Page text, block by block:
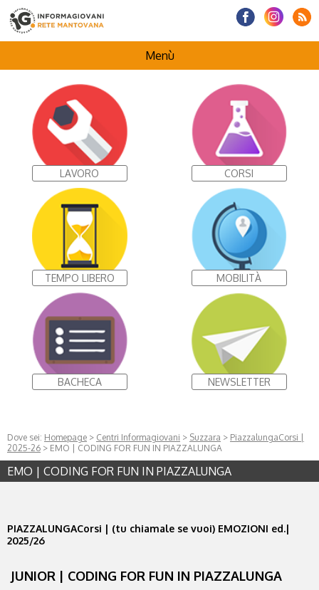
Menù
CENTRI INFORMAGIOVANI
LAVORO CORSI
TEMPO LIBERO MOBILITÀ
BACHECA NEWSLETTER
Dove sei: Homepage > Centri Informagiovani > Suzzara > PiazzalungaCorsi |
2025-26 > EMO | CODING FOR FUN IN PIAZZALUNGA
EMO | CODING FOR FUN IN PIAZZALUNGA
PIAZZALUNGACorsi | (tu chiamale se vuoi) EMOZIONI ed.|
2025/26
JUNIOR | CODING FOR FUN IN PIAZZALUNGA